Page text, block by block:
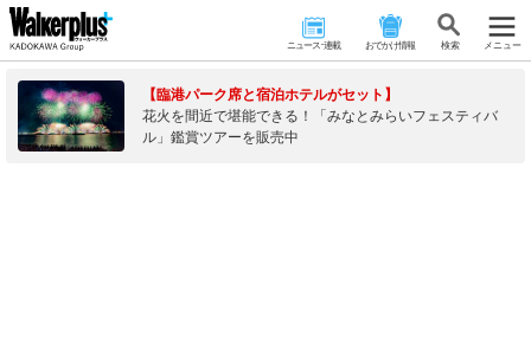
ニュース･連載 おでかけ情報 検 索 メニュー
【臨港パーク席と宿泊ホテルがセット】
花火を間近で堪能できる！「みなとみらいフェスティバ
ル」鑑賞ツアーを販売中